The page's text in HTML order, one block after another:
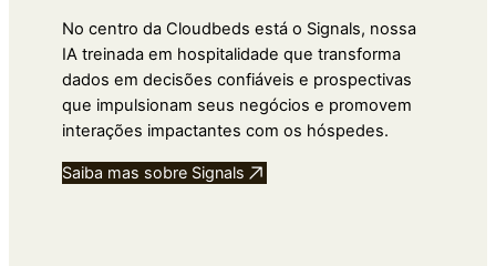
No centro da Cloudbeds está o Signals, nossa
IA treinada em hospitalidade que transforma
dados em decisões confiáveis e prospectivas
que impulsionam seus negócios e promovem
interações impactantes com os hóspedes.
Saiba mas sobre Signals